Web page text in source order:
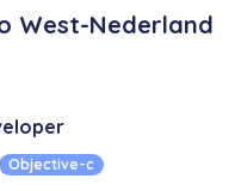
West-Nederland
Objective-c